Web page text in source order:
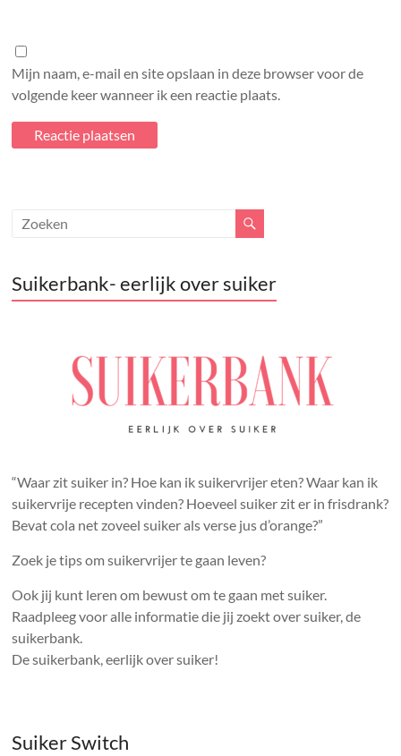
Mijn naam, e-mail en site opslaan in deze browser voor de
volgende keer wanneer ik een reactie plaats.
Suikerbank- eerlijk over suiker
“Waar zit suiker in? Hoe kan ik suikervrijer eten? Waar kan ik
suikervrije recepten vinden? Hoeveel suiker zit er in frisdrank?
Bevat cola net zoveel suiker als verse jus d’orange?”
Zoek je tips om suikervrijer te gaan leven?
Ook jij kunt leren om bewust om te gaan met suiker.
Raadpleeg voor alle informatie die jij zoekt over suiker, de
suikerbank.
De suikerbank, eerlijk over suiker!
Suiker Switch